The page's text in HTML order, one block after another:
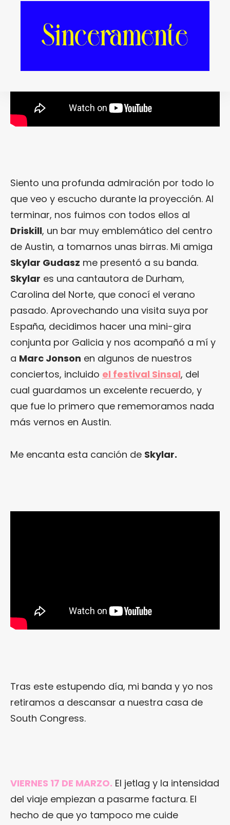
Siento una profunda admiración por todo lo
que veo y escucho durante la proyección. Al
terminar, nos fuimos con todos ellos al
Driskill, un bar muy emblemático del centro
de Austin, a tomarnos unas birras. Mi amiga
Skylar Gudasz me presentó a su banda.
Skylar es una cantautora de Durham,
Carolina del Norte, que conocí el verano
pasado. Aprovechando una visita suya por
España, decidimos hacer una mini-gira
conjunta por Galicia y nos acompañó a mí y
a Marc Jonson en algunos de nuestros
conciertos, incluido el festival Sinsal, del
cual guardamos un excelente recuerdo, y
que fue lo primero que rememoramos nada
más vernos en Austin.
Me encanta esta canción de Skylar.
Tras este estupendo día, mi banda y yo nos
retiramos a descansar a nuestra casa de
South Congress.
VIERNES 17 DE MARZO. El jetlag y la intensidad
del viaje empiezan a pasarme factura. El
hecho de que yo tampoco me cuide